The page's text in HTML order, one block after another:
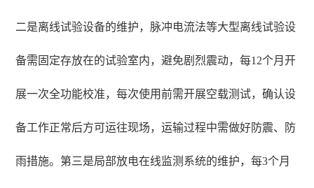
二是离线试验设备的维护，脉冲电流法等大型离线试验设
备需固定存放在的试验室内，避免剧烈震动，每12个月开
展一次全功能校准，每次使用前需开展空载测试，确认设
备工作正常后方可运往现场，运输过程中需做好防震、防
雨措施。第三是局部放电在线监测系统的维护，每3个月